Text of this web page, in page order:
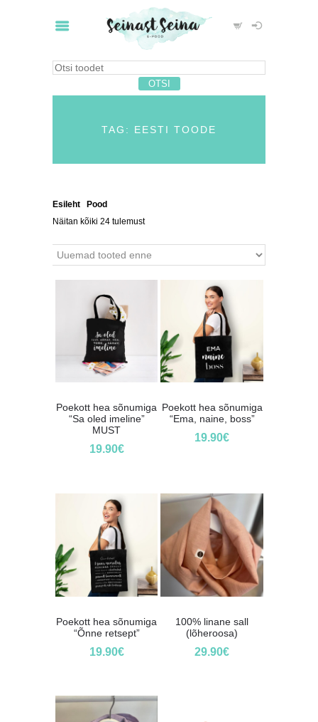
TAG: EESTI TOODE
Esileht Pood
Näitan kõiki 24 tulemust
Poekott hea sõnumiga
“Sa oled imeline”
MUST
19.90€
Poekott hea sõnumiga
“Ema, naine, boss”
19.90€
Poekott hea sõnumiga
“Õnne retsept”
19.90€
100% linane sall
(lõheroosa)
29.90€